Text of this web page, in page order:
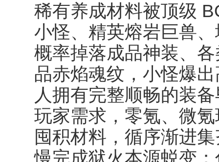
稀有养成材料被顶级
小怪、精英熔岩巨兽
概率掉落成品神装、
品赤焰魂纹，小怪爆
人拥有完整顺畅的装
玩家需求，零氪、微
囤积材料，循序渐进
慢完成狱火本源蜕变